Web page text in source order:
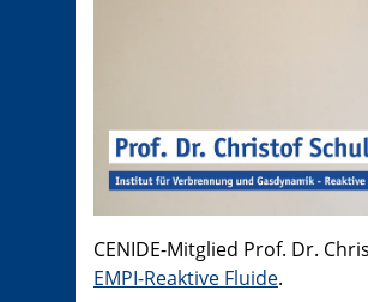
CENIDE-Mitglied Prof. Dr.
EMPI-Reaktive Fluide.